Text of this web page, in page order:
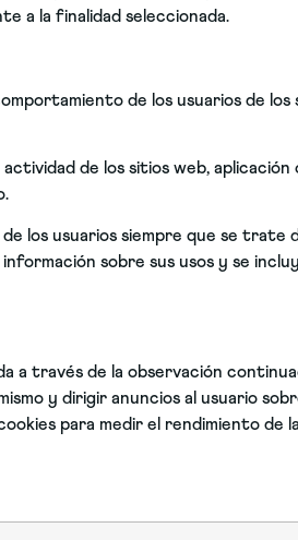
a la finalidad seleccionada.
de los usuarios de
de los sitios web,
los usuarios siempre que se trate
sobre sus usos y se
a través de la observación
y dirigir anuncios al usuario
para medir el rendimiento de